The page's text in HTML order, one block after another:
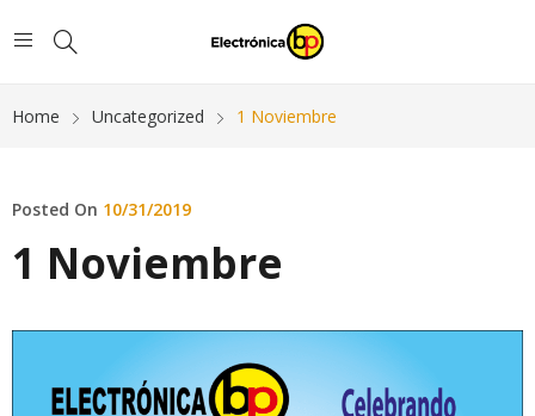
Home Uncategorized 1 Noviembre
Posted On 10/31/2019
1 Noviembre